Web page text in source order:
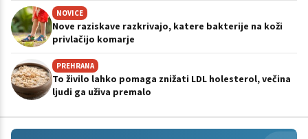
NOVICE
Nove raziskave razkrivajo, katere bakterije na koži
privlačijo komarje
PREHRANA
To živilo lahko pomaga znižati LDL holesterol, večina
ljudi ga uživa premalo